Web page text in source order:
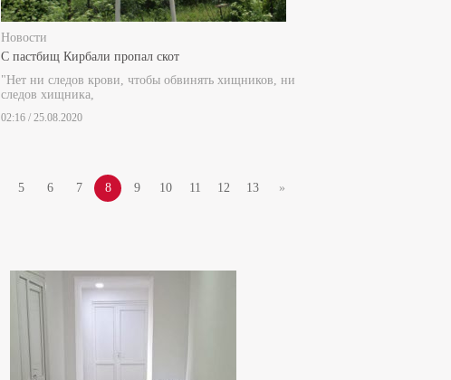
Новости
С пастбищ Кирбали пропал скот
"Нет ни следов крови, чтобы обвинять хищников, ни
следов хищника,
02:16 / 25.08.2020
5 6 7 8 9 10 11 12 13 »